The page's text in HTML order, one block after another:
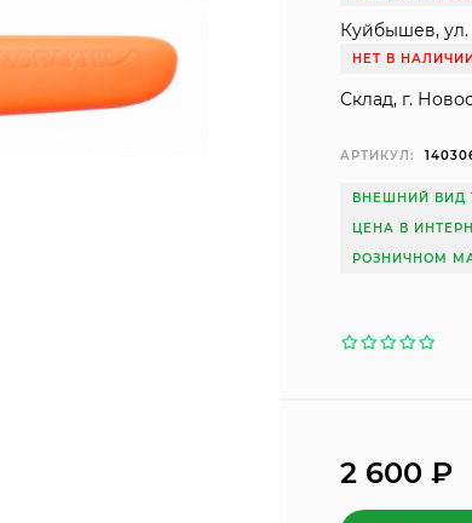
Куйбышев, ул.
НЕТ В
Склад, г.
АРТИКУЛ:
ВНЕШНИЙ ВИД
ЦЕНА В
РОЗНИЧНОМ
2 600₽